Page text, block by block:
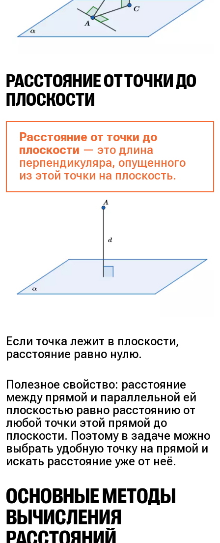
РАССТОЯНИЕ ОТ ТОЧКИ ДО
ПЛОСКОСТИ
Расстояние от точки до
плоскости — это длина
перпендикуляра, опущенного
из этой точки на плоскость.
Если точка лежит в плоскости,
расстояние равно нулю.
Полезное свойство: расстояние
между прямой и параллельной ей
плоскостью равно расстоянию от
любой точки этой прямой до
плоскости. Поэтому в задаче можно
выбрать удобную точку на прямой и
искать расстояние уже от неё.
ОСНОВНЫЕ МЕТОДЫ
ВЫЧИСЛЕНИЯ